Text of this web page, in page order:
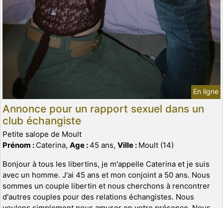
En ligne
Annonce pour un rapport sexuel dans un
club échangiste
Petite salope de Moult
Prénom : Caterina, Age :45 ans, Ville : Moult (14)
Bonjour à tous les libertins, je m'appelle Caterina et je suis
avec un homme. J'ai 45 ans et mon conjoint a 50 ans. Nous
sommes un couple libertin et nous cherchons à rencontrer
d'autres couples pour des relations échangistes. Nous